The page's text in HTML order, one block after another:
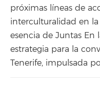
próximas líneas de
interculturalidad en
esencia de Juntas En
estrategia para la
Tenerife, impulsada